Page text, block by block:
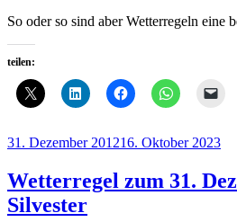
So oder so sind aber Wetterregeln eine
teilen:
Veröffentlicht
31. Dezember 201216. Oktober 2023
Wetterregel zum 31.
Silvester